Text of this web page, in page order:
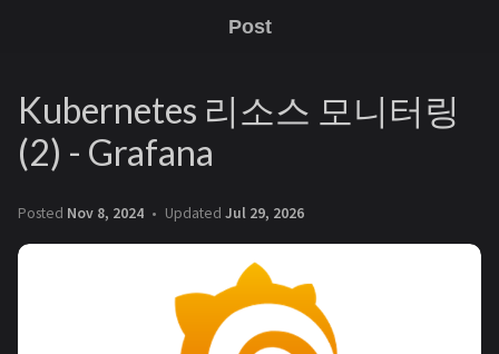
Post
Kubernetes 리소스 모니터링
(2) - Grafana
Posted Nov 8, 2024 Updated Jul 29, 2026